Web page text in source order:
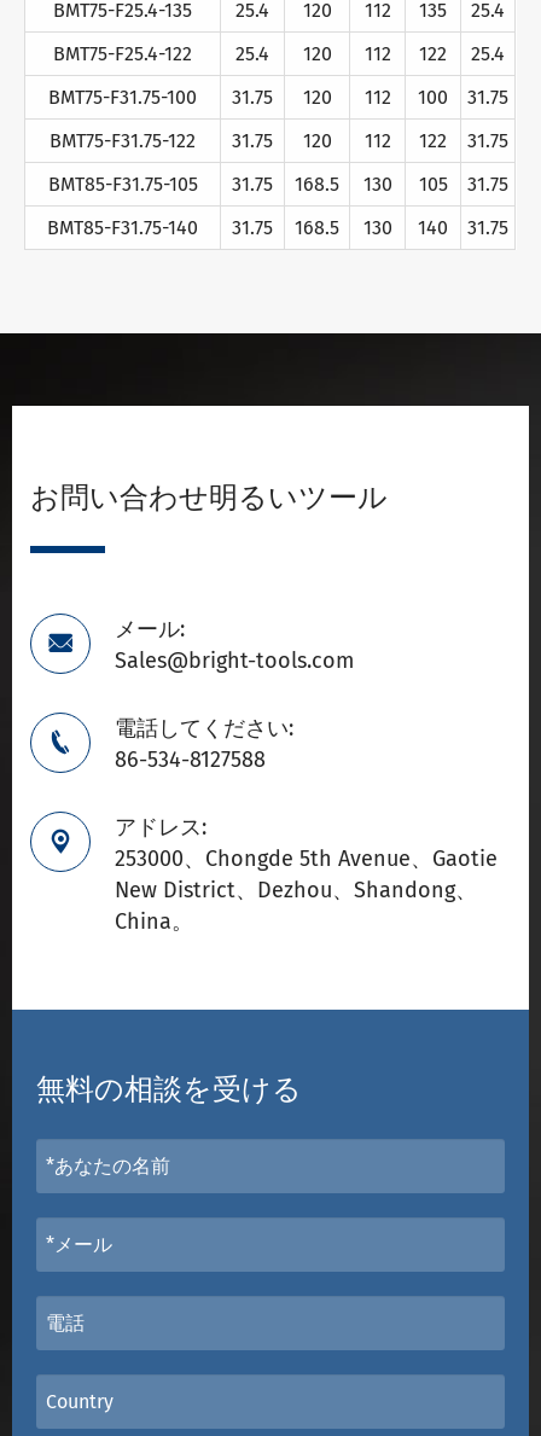
BMT75-F25.4-135 25.4 120 112 135
25.4
BMT75-F25.4-122
25.4 120 112 122
25.4
BMT75-F31.75-100
31.75 120 112 100
31.75
BMT75-F31.75-122
31.75 120 112 122
31.75
BMT85-F31.75-105
31.75 168.5 130 105
31.75
BMT85-F31.75-140
31.75 168.5 130 140 31.75
お問い合わせ明るいツール

メール:
Sales@bright-tools.com

電話してください:
86-534-8127588

アドレス:
253000、Chongde 5th Avenue、Gaotie
New District、Dezhou、Shandong、
China。
無料の相談を受ける